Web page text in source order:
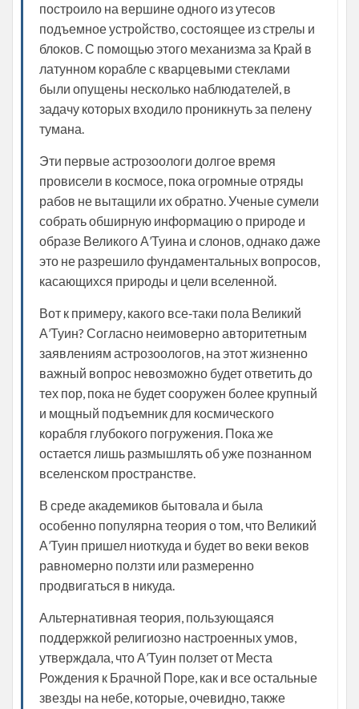
построило на вершине одного из утесов
подъемное устройство, состоящее из стрелы и
блоков. С помощью этого механизма за Край в
латунном корабле с кварцевыми стеклами
были опущены несколько наблюдателей, в
задачу которых входило проникнуть за пелену
тумана.
Эти первые астрозоологи долгое время
провисели в космосе, пока огромные отряды
рабов не вытащили их обратно. Ученые сумели
собрать обширную информацию о природе и
образе Великого А’Туина и слонов, однако даже
это не разрешило фундаментальных вопросов,
касающихся природы и цели вселенной.
Вот к примеру, какого все‑таки пола Великий
А’Туин? Согласно неимоверно авторитетным
заявлениям астрозоологов, на этот жизненно
важный вопрос невозможно будет ответить до
тех пор, пока не будет сооружен более крупный
и мощный подъемник для космического
корабля глубокого погружения. Пока же
остается лишь размышлять об уже познанном
вселенском пространстве.
В среде академиков бытовала и была
особенно популярна теория о том, что Великий
А’Туин пришел ниоткуда и будет во веки веков
равномерно ползти или размеренно
продвигаться в никуда.
Альтернативная теория, пользующаяся
поддержкой религиозно настроенных умов,
утверждала, что А’Туин ползет от Места
Рождения к Брачной Поре, как и все остальные
звезды на небе, которые, очевидно, также